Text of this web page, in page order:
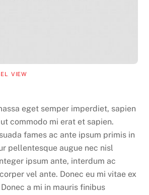
,VIEW
eget semper imperdiet, sapien
commodo mi erat et sapien.
fames ac ante ipsum primis in
pellentesque augue nec nisl
ipsum ante, interdum ac
vel ante. Donec eu mi vitae ex
a mi in mauris finibus